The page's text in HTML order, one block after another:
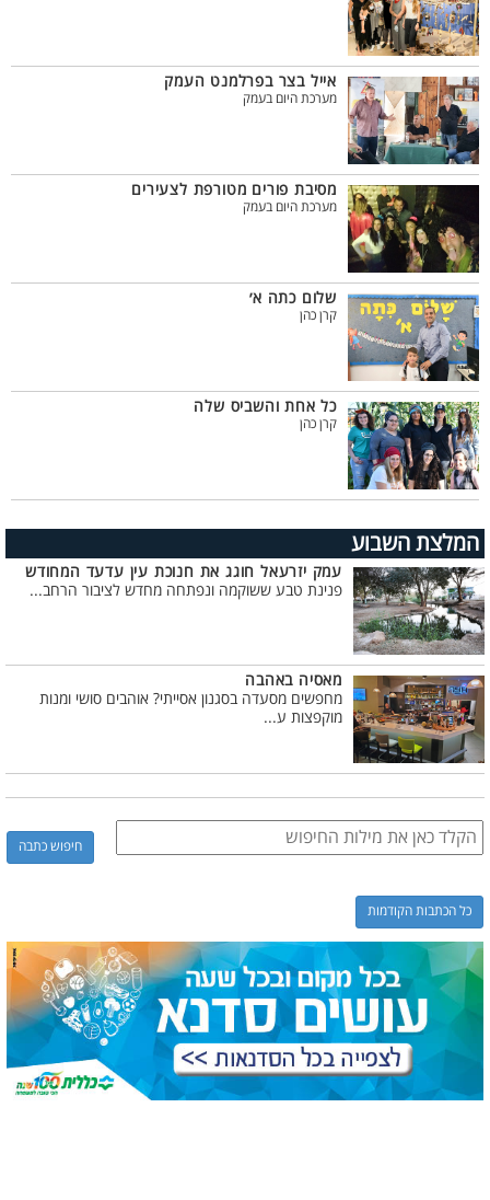
אייל בצר בפרלמנט העמק
מערכת היום בעמק
מסיבת פורים מטורפת לצעירים
מערכת היום בעמק
שלום כתה א׳
קרן כהן
כל אחת והשביס שלה
קרן כהן
המלצת השבוע
עמק יזרעאל חוגג את חנוכת עין עדעד המחודש
פנינת טבע ששוקמה ונפתחה מחדש לציבור הרחב...
מאסיה באהבה
מחפשים מסעדה בסגנון אסייתי? אוהבים סושי ומנות
מוקפצות ע...
כל הכתבות הקודמות